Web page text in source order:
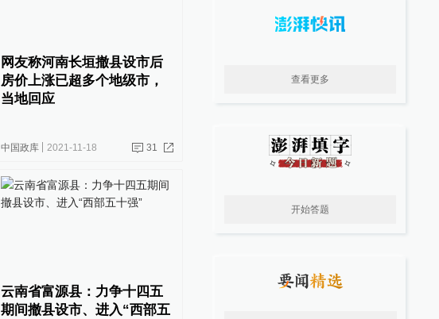
网友称河南长垣撤县设市后
房价上涨已超多个地级市，
当地回应
中国政库 2021-11-18 31
云南省富源县：力争十四五
期间撤县设市、进入“西部五
查看更多
开始答题